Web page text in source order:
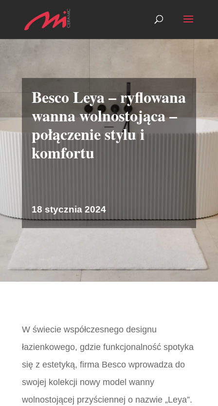
Besco Leya – ryflowana
wanna wolnostojąca –
połączenie stylu i
komfortu
18 stycznia 2024
W świecie współczesnego designu
łazienkowego, gdzie funkcjonalność spotyka
się z estetyką, firma Besco wprowadza do
swojej kolekcji nowy model wanny
wolnostojącej przyściennej o nazwie „Leya”.